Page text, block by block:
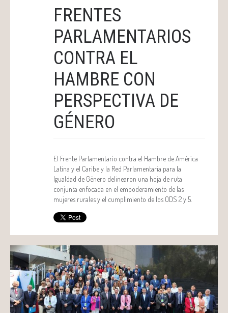
FRENTES
PARLAMENTARIOS
CONTRA EL
HAMBRE CON
PERSPECTIVA DE
GÉNERO
El Frente Parlamentario contra el Hambre de América
Latina y el Caribe y la Red Parlamentaria para la
Igualdad de Género delinearon una hoja de ruta
conjunta enfocada en el empoderamiento de las
mujeres rurales y el cumplimiento de los ODS 2 y 5.